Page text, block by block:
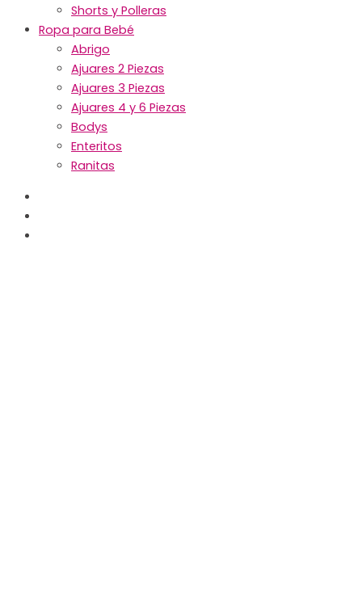
Shorts y Polleras
Ropa para Bebé
Abrigo
Ajuares 2 Piezas
Ajuares 3 Piezas
Ajuares 4 y 6 Piezas
Bodys
Enteritos
Ranitas